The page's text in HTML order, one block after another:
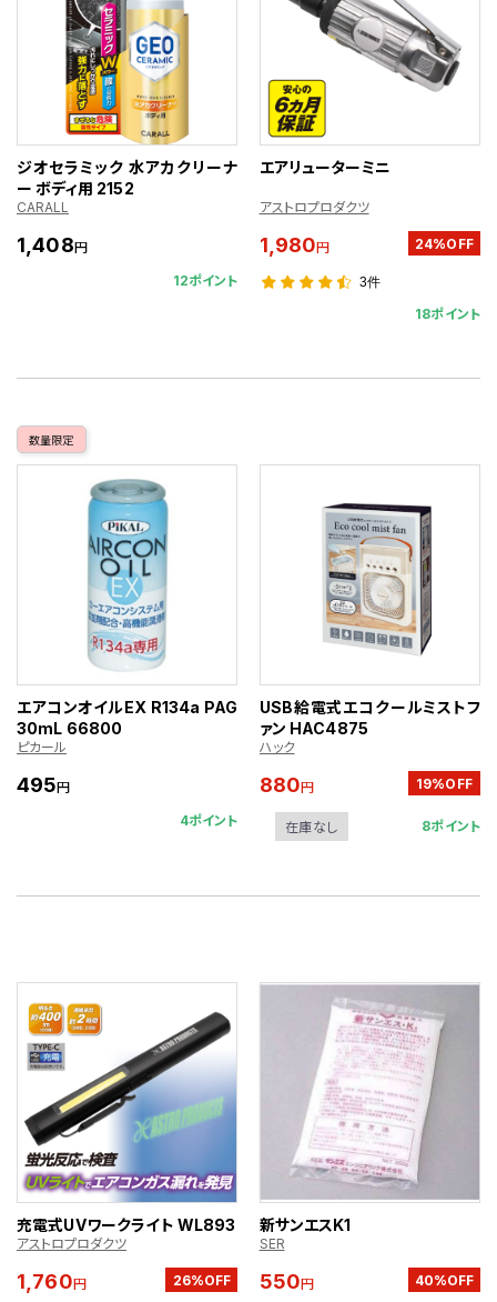
ジオセラミック 水アカクリーナ
ー ボディ用 2152
CARALL
1,408円
12ポイント
エアリューターミニ
アストロプロダクツ
1,980円 24%OFF
3件
18ポイント
数量限定
エアコンオイルEX R134a PAG
30mL 66800
ピカール
495円
4ポイント
USB給電式エコクールミストフ
ァン HAC4875
ハック
880円 19%OFF
在庫なし 8ポイント
充電式UVワークライト WL893
アストロプロダクツ
1,760円 26%OFF
新サンエスK1
SER
550円 40%OFF